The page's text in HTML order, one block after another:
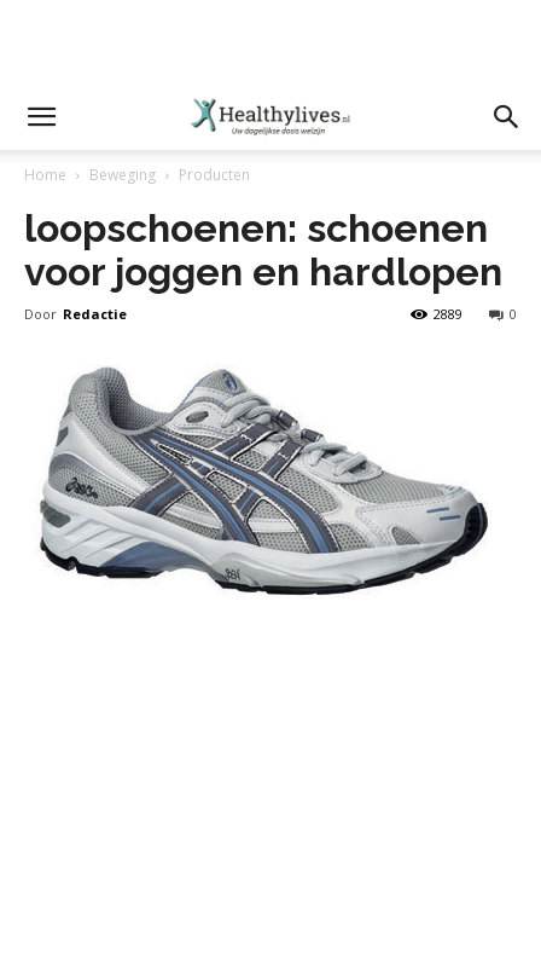
Home Beweging Producten
loopschoenen: schoenen
voor joggen en hardlopen
Door Redactie 0
2889